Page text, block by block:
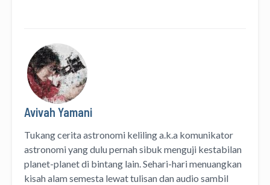
Avivah Yamani
Tukang cerita astronomi kelilinga.k.a komunikator
astronomiyang dulu pernah sibuk menguji kestabilan
planet-planet di bintang lain. Sehari-hari menuangkan
kisah alam semesta lewattulisandanaudio sambil